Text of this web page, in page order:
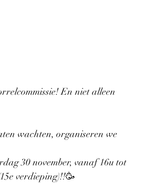
En niet alleen
wachten, organiseren we
30 november, vanaf 16u tot
verdieping)!!🥳